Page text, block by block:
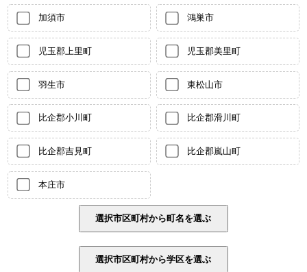
加須市 鴻巣市
児玉郡上里町 児玉郡美里町
羽生市 東松山市
比企郡小川町 比企郡滑川町
比企郡吉見町 比企郡嵐山町
本庄市